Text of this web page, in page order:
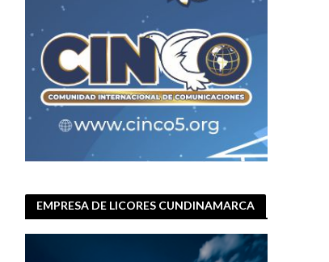
EMPRESA DE LICORES CUNDINAMARCA